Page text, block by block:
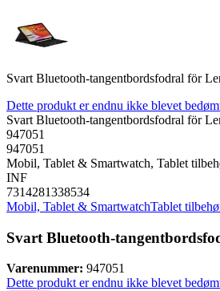
Svart Bluetooth-tangentbordsfodral för
Dette produkt er endnu ikke blevet
Svart Bluetooth-tangentbordsfodral för
947051
947051
Mobil, Tablet & Smartwatch, Tablet
INF
7314281338534
Mobil, Tablet & SmartwatchTablet
Svart Bluetooth-
Varenummer: 947051
Dette produkt er endnu ikke blevet